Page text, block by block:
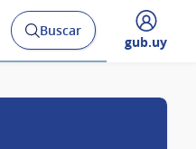
Abrir
buscador
Buscar
Desplegar
gub.uy